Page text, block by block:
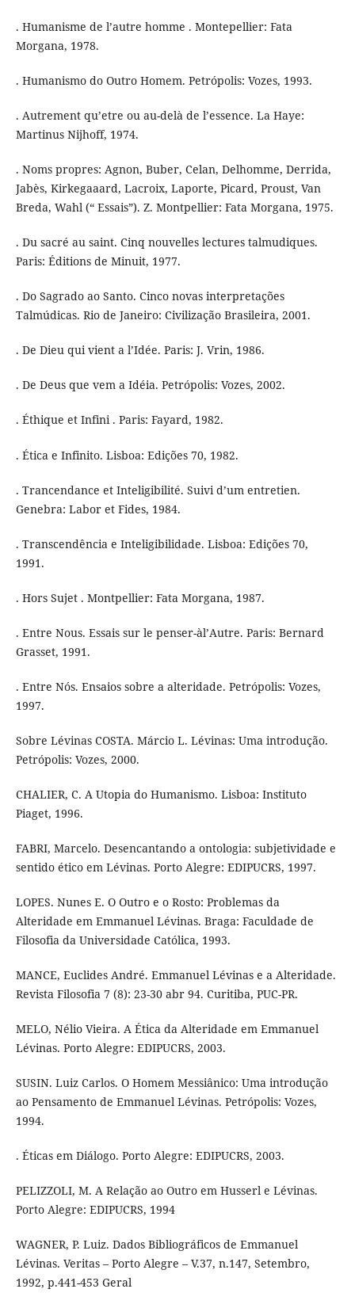
. Humanisme de l’autre homme . Montepellier: Fata
Morgana, 1978.
. Humanismo do Outro Homem. Petrópolis: Vozes, 1993.
. Autrement qu’etre ou au-delà de l’essence. La Haye:
Martinus Nijhoff, 1974.
. Noms propres: Agnon, Buber, Celan, Delhomme, Derrida,
Jabès, Kirkegaaard, Lacroix, Laporte, Picard, Proust, Van
Breda, Wahl (“ Essais”). Z. Montpellier: Fata Morgana, 1975.
. Du sacré au saint. Cinq nouvelles lectures talmudiques.
Paris: Éditions de Minuit, 1977.
. Do Sagrado ao Santo. Cinco novas interpretações
Talmúdicas. Rio de Janeiro: Civilização Brasileira, 2001.
. De Dieu qui vient a l’Idée. Paris: J. Vrin, 1986.
. De Deus que vem a Idéia. Petrópolis: Vozes, 2002.
. Éthique et Infini . Paris: Fayard, 1982.
. Ética e Infinito. Lisboa: Edições 70, 1982.
. Trancendance et Inteligibilité. Suivi d’um entretien.
Genebra: Labor et Fides, 1984.
. Transcendência e Inteligibilidade. Lisboa: Edições 70,
1991.
. Hors Sujet . Montpellier: Fata Morgana, 1987.
. Entre Nous. Essais sur le penser-àl’Autre. Paris: Bernard
Grasset, 1991.
. Entre Nós. Ensaios sobre a alteridade. Petrópolis: Vozes,
1997.
Sobre Lévinas COSTA. Márcio L. Lévinas: Uma introdução.
Petrópolis: Vozes, 2000.
CHALIER, C. A Utopia do Humanismo. Lisboa: Instituto
Piaget, 1996.
FABRI, Marcelo. Desencantando a ontologia: subjetividade e
sentido ético em Lévinas. Porto Alegre: EDIPUCRS, 1997.
LOPES. Nunes E. O Outro e o Rosto: Problemas da
Alteridade em Emmanuel Lévinas. Braga: Faculdade de
Filosofia da Universidade Católica, 1993.
MANCE, Euclides André. Emmanuel Lévinas e a Alteridade.
Revista Filosofia 7 (8): 23-30 abr 94. Curitiba, PUC-PR.
MELO, Nélio Vieira. A Ética da Alteridade em Emmanuel
Lévinas. Porto Alegre: EDIPUCRS, 2003.
SUSIN. Luiz Carlos. O Homem Messiânico: Uma introdução
ao Pensamento de Emmanuel Lévinas. Petrópolis: Vozes,
1994.
. Éticas em Diálogo. Porto Alegre: EDIPUCRS, 2003.
PELIZZOLI, M. A Relação ao Outro em Husserl e Lévinas.
Porto Alegre: EDIPUCRS, 1994
WAGNER, P. Luiz. Dados Bibliográficos de Emmanuel
Lévinas. Veritas – Porto Alegre – V.37, n.147, Setembro,
1992, p.441-453 Geral